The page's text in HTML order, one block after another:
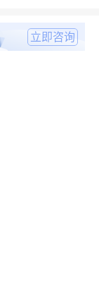
立即咨询